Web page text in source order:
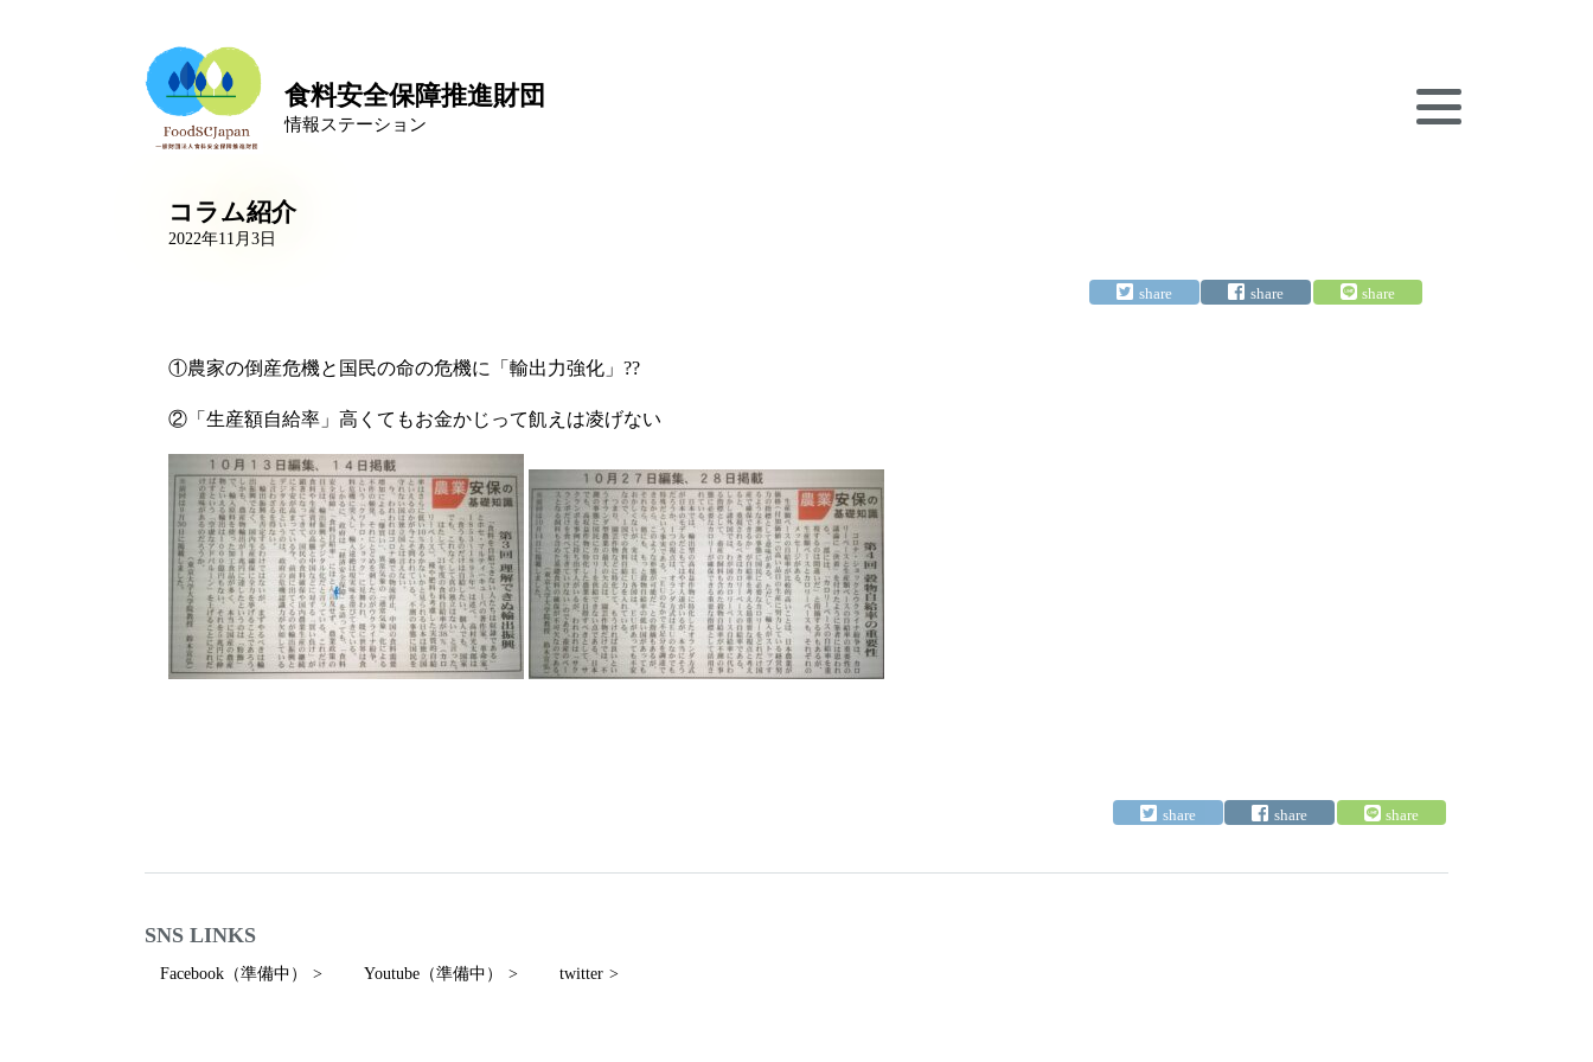
食料安全保障推進財団
情報ステーション
コラム紹介
2022年11月3日
①農家の倒産危機と国民の命の危機に「輸出力強化」??
②「生産額自給率」高くてもお金かじって飢えは凌げない
SNS LINKS
Facebook（準備中） Youtube（準備中） twitter